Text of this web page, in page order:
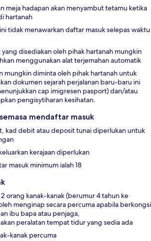
meja hadapan akan menyambut tetamu ketika
hartanah
tidak menawarkan daftar masuk selepas waktu
yang disediakan oleh pihak hartanah mungkin
menggunakan alat terjemahan automatik
mungkin diminta oleh pihak hartanah untuk
dokumen sejarah perjalanan baru-baru ini
cap imigresen pasport) dan/atau
pengisytiharan kesihatan.
mendaftar masuk
kad debit atau deposit tunai diperlukan untuk
kerajaan diperlukan
masuk minimum ialah 18
orang kanak-kanak (berumur 4 tahun ke
menginap secara percuma apabila berkongsi
ibu bapa atau penjaga,
peralatan tempat tidur yang sedia ada
kanak percuma